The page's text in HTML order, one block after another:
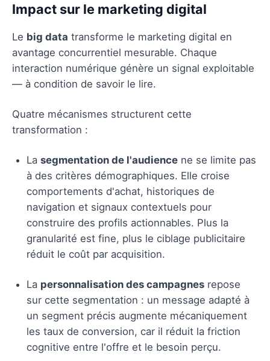
Impact sur le marketing digital
Le big data transforme le marketing digital en
avantage concurrentiel mesurable. Chaque
interaction numérique génère un signal exploitable
— à condition de savoir le lire.
Quatre mécanismes structurent cette
transformation :
La segmentation de l'audience ne se limite pas
à des critères démographiques. Elle croise
comportements d'achat, historiques de
navigation et signaux contextuels pour
construire des profils actionnables. Plus la
granularité est fine, plus le ciblage publicitaire
réduit le coût par acquisition.
La personnalisation des campagnes repose
sur cette segmentation : un message adapté à
un segment précis augmente mécaniquement
les taux de conversion, car il réduit la friction
cognitive entre l'offre et le besoin perçu.